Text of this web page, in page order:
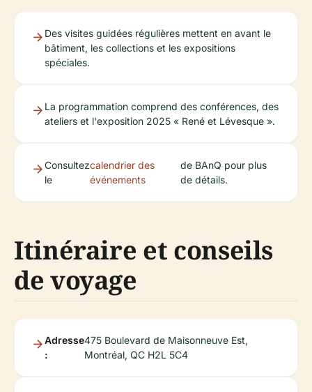
Des visites guidées régulières mettent en avant le
bâtiment, les collections et les expositions
spéciales.
La programmation comprend des conférences, des
ateliers et l'exposition 2025 « René et Lévesque ».
Consultez
le
calendrier des
événements
de BAnQ pour plus
de détails.
Itinéraire et conseils
de voyage
Adresse
:
475 Boulevard de Maisonneuve Est,
Montréal, QC H2L 5C4